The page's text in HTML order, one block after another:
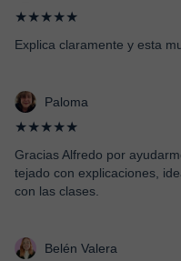
★★★★★
Explica claramente y esta
Paloma
★★★★★
Gracias Alfredo por
tejado con explicaciones,
con las clases.
Belén Valera